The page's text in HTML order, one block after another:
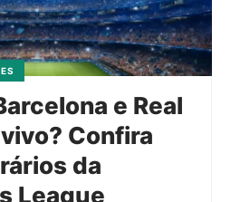
e Real
Confira
da
League